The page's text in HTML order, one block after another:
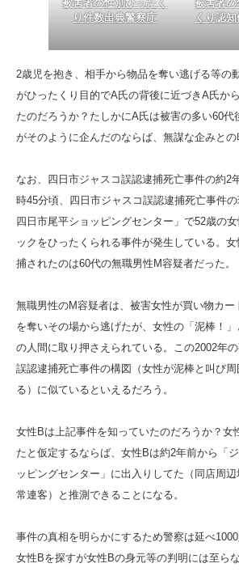
被害者の性別ひったく
り件数出典警察庁
被害者
くり認
2歳児を抱き、相手から物品を奪い逃げる等の
がひったくり目的でA氏の背後に近づきA氏か
たのだろうか？たしかにA氏は被害の多い60代
がそのように企んだのならば、無謀な企みとの
なお、四日市ジャスコ誤認逮捕死亡事件の約2
時45分頃、四日市ジャスコ誤認逮捕死亡事件
四日市尾平ショッピングセンター」で52歳の
ックをひったくられる事件が発生している。
捕されたのは60代の無職男性M容疑者だった。
無職男性のM容疑者は、被害女性が買い物カー
を奪いその場から逃げたが、女性の「泥棒！
の人間に取り押さえられている。この2002年
誤認逮捕死亡事件の構図（女性が泥棒と叫び
る）に似ているといえるだろう。
女性Bは上記事件を知っていたのだろうか？女
たと仮定するならば、女性Bは約2年前から「
ッピングセンター」に出入りしてた（同店周
常連客）と推測できることになる。
事件の真相を明らかにするため警察は延べ
女性Bを探すが女性Bの身元等の判明には至らな